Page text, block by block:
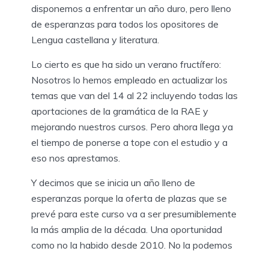
disponemos a enfrentar un año duro, pero lleno
de esperanzas para todos los opositores de
Lengua castellana y literatura.
Lo cierto es que ha sido un verano fructífero:
Nosotros lo hemos empleado en actualizar los
temas que van del 14 al 22 incluyendo todas las
aportaciones de la gramática de la RAE y
mejorando nuestros cursos. Pero ahora llega ya
el tiempo de ponerse a tope con el estudio y a
eso nos aprestamos.
Y decimos que se inicia un año lleno de
esperanzas porque la oferta de plazas que se
prevé para este curso va a ser presumiblemente
la más amplia de la década. Una oportunidad
como no la habido desde 2010. No la podemos